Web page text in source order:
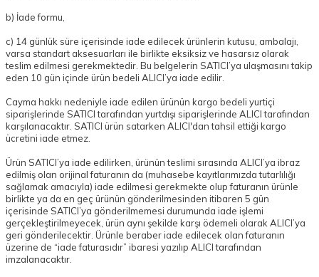
b) İade formu,
c) 14 günlük süre içerisinde iade edilecek ürünlerin kutusu, ambalajı,
varsa standart aksesuarları ile birlikte eksiksiz ve hasarsız olarak
teslim edilmesi gerekmektedir. Bu belgelerin SATICI’ya ulaşmasını takip
eden 10 gün içinde ürün bedeli ALICI’ya iade edilir.
Cayma hakkı nedeniyle iade edilen ürünün kargo bedeli yurtiçi
siparişlerinde SATICI tarafından yurtdışı siparişlerinde ALICI tarafından
karşılanacaktır. SATICI ürün satarken ALICI'dan tahsil ettiği kargo
ücretini iade etmez.
Ürün SATICI’ya iade edilirken, ürünün teslimi sırasında ALICI’ya ibraz
edilmiş olan orijinal faturanın da (muhasebe kayıtlarımızda tutarlılığı
sağlamak amacıyla) iade edilmesi gerekmekte olup faturanın ürünle
birlikte ya da en geç ürünün gönderilmesinden itibaren 5 gün
içerisinde SATICI’ya gönderilmemesi durumunda iade işlemi
gerçekleştirilmeyecek, ürün aynı şekilde karşı ödemeli olarak ALICI’ya
geri gönderilecektir. Ürünle beraber iade edilecek olan faturanın
üzerine de “iade faturasıdır” ibaresi yazılıp ALICI tarafından
imzalanacaktır.